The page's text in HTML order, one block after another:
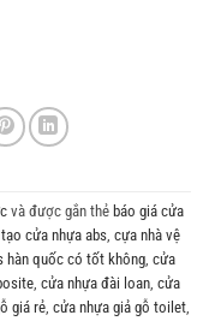
và được gắn thẻ báo giá cửa
tạo cửa nhựa abs, cựa nhà vệ
hàn quốc có tốt không, cửa
, cửa nhựa đài loan, cửa
giá rẻ, cửa nhựa giả gỗ toilet,